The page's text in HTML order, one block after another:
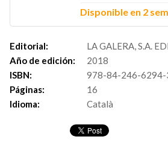
Disponible en 2
Editorial:
LA GALERA, S.A.
Año de edición:
2018
ISBN:
978-84-246-6294-
Páginas:
16
Idioma:
Català